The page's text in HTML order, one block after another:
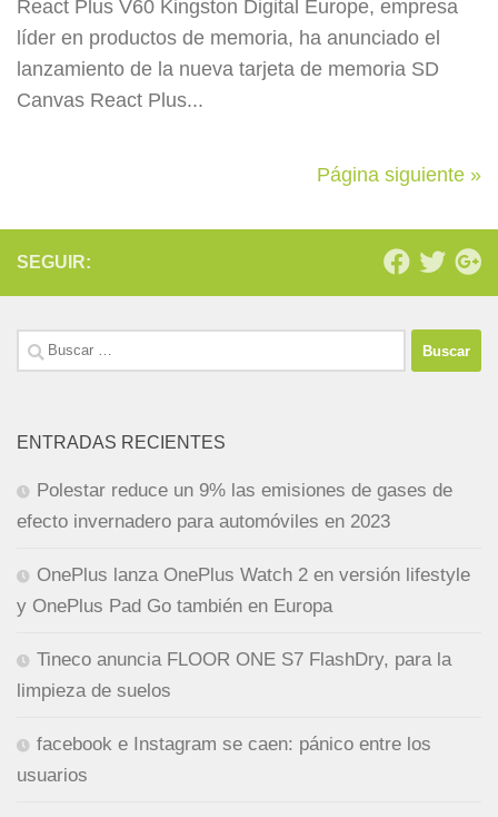
React Plus V60 Kingston Digital Europe, empresa
líder en productos de memoria, ha anunciado el
lanzamiento de la nueva tarjeta de memoria SD
Canvas React Plus...
Página siguiente »
SEGUIR:
Buscar:
ENTRADAS RECIENTES
Polestar reduce un 9% las emisiones de gases de
efecto invernadero para automóviles en 2023
OnePlus lanza OnePlus Watch 2 en versión lifestyle
y OnePlus Pad Go también en Europa
Tineco anuncia FLOOR ONE S7 FlashDry, para la
limpieza de suelos
facebook e Instagram se caen: pánico entre los
usuarios